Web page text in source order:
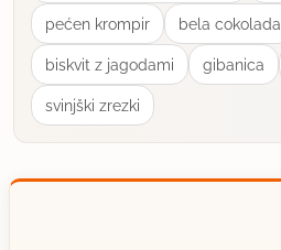
pećen krompir bela cokolada
biskvit z jagodami gibanica
svinjški zrezki